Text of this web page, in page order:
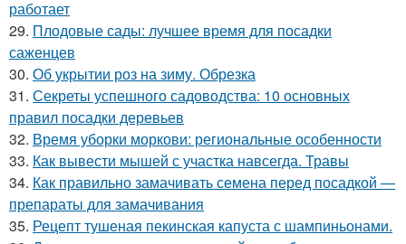
работает
29. Плодовые сады: лучшее время для посадки
саженцев
30. Об укрытии роз на зиму. Обрезка
31. Секреты успешного садоводства: 10 основных
правил посадки деревьев
32. Время уборки моркови: региональные особенности
33. Как вывести мышей с участка навсегда. Травы
34. Как правильно замачивать семена перед посадкой —
препараты для замачивания
35. Рецепт тушеная пекинская капуста с шампиньонами.